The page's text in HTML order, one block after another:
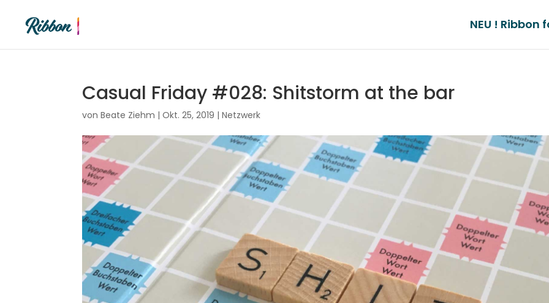
NEU ! Ribbon
Casual Friday #028: Shitstorm at the bar
vonBeate Ziehm |Okt. 25, 2019 |Netzwerk